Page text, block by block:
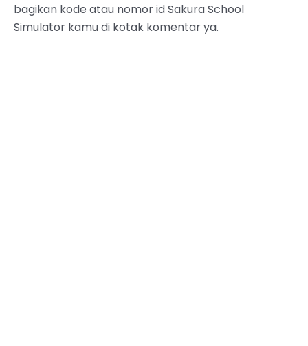
bagikan kode atau nomor id Sakura School
Simulator kamu di kotak komentar ya.